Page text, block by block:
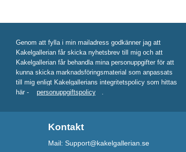
Genom att fylla i min mailadress godkänner jag att
Kakelgallerian får skicka nyhetsbrev till mig och att
Kakelgallerian får behandla mina personuppgifter för att
kunna skicka marknadsföringsmaterial som anpassats
till mig enligt Kakelgallerians integritetspolicy som hittas
här -
personuppgiftspolicy
Kontakt
Mail: Support@kakelgallerian.se